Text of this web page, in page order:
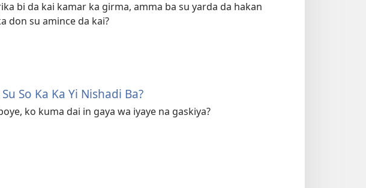
bi da kai kamar ka girma, amma ba su yarda da hakan
don su amince da kai?
So Ka Ka Yi Nishadi Ba?
ko kuma dai in gaya wa iyaye na gaskiya?